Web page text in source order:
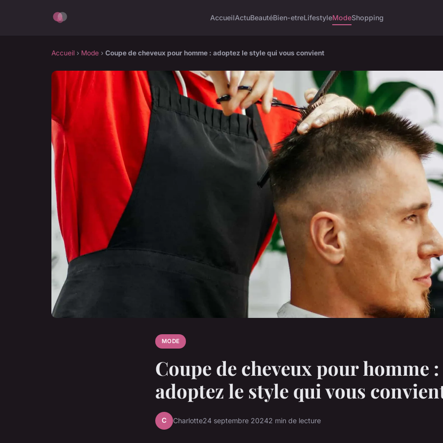
AccueilActuBeautéBien-etreLifestyleModeShopping
Accueil › Mode › Coupe de cheveux pour homme : adoptez le style qui vous convient
MODE
Coupe de cheveux pour homme :
adoptez le style qui vous
C Charlotte24 septembre 20242 min de lecture